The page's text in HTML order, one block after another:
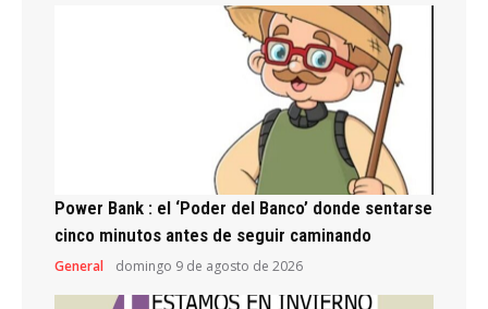
Power Bank : el ‘Poder del Banco’ donde sentarse
cinco minutos antes de seguir caminando
General domingo 9 de agosto de 2026